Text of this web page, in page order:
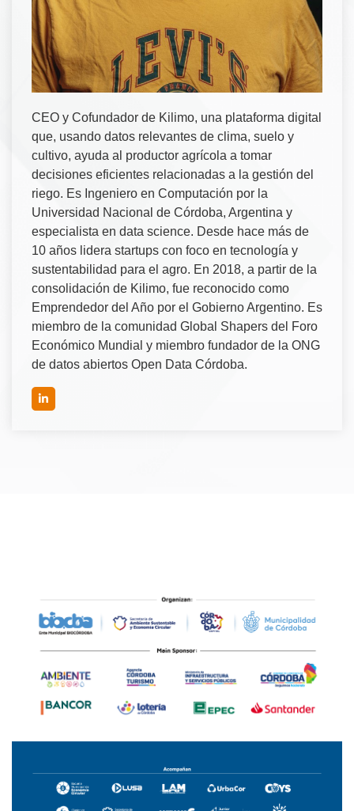
CEO y Cofundador de Kilimo, una plataforma digital
que, usando datos relevantes de clima, suelo y
cultivo, ayuda al productor agrícola a tomar
decisiones eficientes relacionadas a la gestión del
riego. Es Ingeniero en Computación por la
Universidad Nacional de Córdoba, Argentina y
especialista en data science. Desde hace más de
10 años lidera startups con foco en tecnología y
sustentabilidad para el agro. En 2018, a partir de la
consolidación de Kilimo, fue reconocido como
Emprendedor del Año por el Gobierno Argentino. Es
miembro de la comunidad Global Shapers del Foro
Económico Mundial y miembro fundador de la ONG
de datos abiertos Open Data Córdoba.